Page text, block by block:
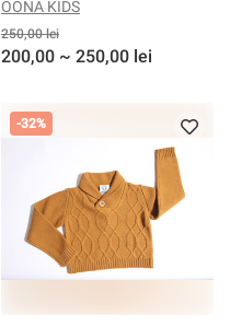
OONA KIDS
250,00 lei
200,00 ~ 250,00 lei
-32%